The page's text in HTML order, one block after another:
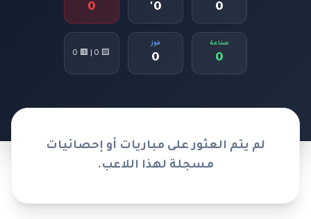
0
0'
0
صناعة
0
فوز
0
🟨 0 | 🟥 0
لم يتم العثور على مباريات أو إحصائيات
مسجلة لهذا اللاعب.